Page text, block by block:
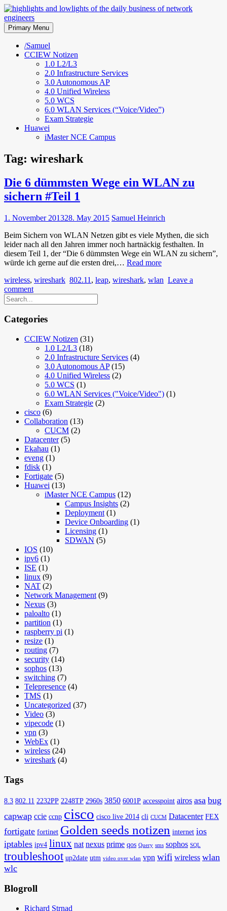
Skip
to
content
highlights and lowlights of the
daily business of network
engineers
Primary Menu
/Samuel
CCIEW Notizen
1.0 L2/L3
2.0 Infrastructure Services
3.0 Autonomous AP
4.0 Unified Wireless
5.0 WCS
6.0 WLAN Services (“Voice/Video”)
Exam Strategie
Huawei
iMaster NCE Campus
Tag: wireshark
Die 6 dümmsten Wege ein WLAN zu
sichern #Teil 1
1. November 201328. May 2015 Samuel Heinrich
Beim Sichern von WLAN Netzen gibt es viele Mythen, die sich
leider nach all den Jahren immer noch hartnäckig festhalten. In
diesem Teil 1, der “Die 6 dümmsten Wege ein WLAN zu sichern”,
würde ich gerne auf die ersten drei,… Read moreDie
dümmsten
wireless, wireshark 802.11 , leap, wireshark, wlan Leave a
comment
Categories
CCIEW Notizen (31)
1.0 L2/L3 (18)
2.0 Infrastructure Services (4)
3.0 Autonomous AP(15)
4.0 Unified Wireless (2)
5.0 WCS (1)
6.0 WLAN Services ("Voice/Video") (1)
Exam Strategie (2)
cisco (6)
Collaboration (13)
CUCM (2)
Datacenter(5)
Ekahau (1)
eveng (1)
fdisk (1)
Fortigate (5)
Huawei (13)
iMaster NCE Campus (12)
Campus Insights (2)
Deployment (1)
Device Onboarding (1)
Licensing (1)
SDWAN (5)
IOS (10)
ipv6 (1)
ISE (1)
linux (9)
NAT (2)
Network Management (9)
Nexus (3)
paloalto (1)
partition (1)
raspberry pi (1)
resize (1)
routing (7)
security (14)
sophos (13)
switching (7)
Telepresence (4)
TMS (1)
Uncategorized (37)
Video (3)
vipecode (1)
vpn (3)
WebEx (1)
wireless (24)
wireshark (4)
Tags
8.3 802.11 2232PP 2248TP 2960s 3850 6001P accesspoint airos asa bug
capwap ccie ccnp cisco cisco live 2014 cli CUCM Datacenter FEX
fortigate fortinet Golden seeds notizen internet ios
iptables ipv4 linux nat nexus prime qos Query sms sophos SQL
troubleshoot up2date utm video over wlan vpn wifi wireless wlan
wlc
Blogroll
Richard Strnad